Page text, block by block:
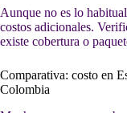
Aunque no es lo
costos adicionales.
existe cobertura o
Comparativa: costo en
Colombia